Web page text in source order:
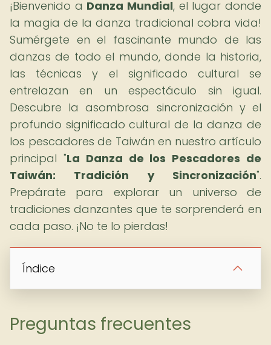
¡Bienvenido a Danza Mundial, el lugar donde
la magia de la danza tradicional cobra vida!
Sumérgete en el fascinante mundo de las
danzas de todo el mundo, donde la historia,
las técnicas y el significado cultural se
entrelazan en un espectáculo sin igual.
Descubre la asombrosa sincronización y el
profundo significado cultural de la danza de
los pescadores de Taiwán en nuestro artículo
principal "La Danza de los Pescadores de
Taiwán: Tradición y Sincronización".
Prepárate para explorar un universo de
tradiciones danzantes que te sorprenderá en
cada paso. ¡No te lo pierdas!
Índice
Preguntas frecuentes